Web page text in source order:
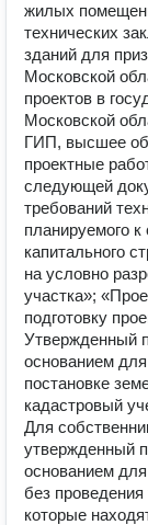
жилых
технических
зданий для
Московской
проектов в
Московской
ГИП, высшее
проектные
следующей
требований
планируемого к
капитального
на условно
участка»;
подготовку
Утвержденный
основанием
постановке
кадастровый
Для
утвержденный
основанием
без
которые